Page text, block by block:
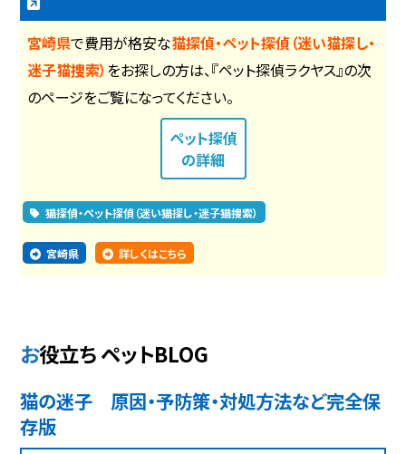
宮崎県で費用が格安な猫探偵・ペット探偵（迷い猫探し・
迷子猫捜索） をお探しの方は、『ペット探偵ラクヤス』の次
のページをご覧になってください。
ペット探偵
の詳細
猫探偵・ペット探偵（迷い猫探し・迷子猫捜索）
宮崎県 詳しくはこちら
お役立ち ペットBLOG
猫の迷子 原因・予防策・対処方法など完全保
存版